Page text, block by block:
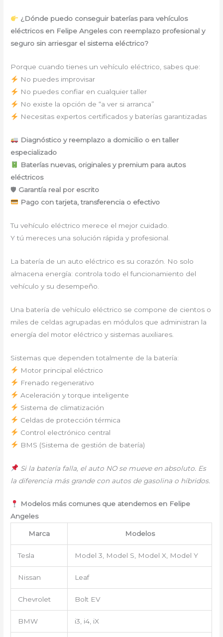
¿Dónde puedo conseguir baterías para vehículos
eléctricos en Felipe Angeles con reemplazo profesional y
seguro sin arriesgar el sistema eléctrico?
Porque cuando tienes un vehículo eléctrico, sabes que:
No puedes improvisar
No puedes confiar en cualquier taller
No existe la opción de “a ver si arranca”
Necesitas expertos certificados y baterías garantizadas
Diagnóstico y reemplazo a domicilio o en taller
especializado
Baterías nuevas, originales y premium para autos
eléctricos
🛡 Garantía real por escrito
Pago con tarjeta, transferencia o efectivo
Tu vehículo eléctrico merece el mejor cuidado.
Y tú mereces una solución rápida y profesional.
La batería de un auto eléctrico es su corazón. No solo
almacena energía: controla todo el funcionamiento del
vehículo y su desempeño.
Una batería de vehículo eléctrico se compone de cientos o
miles de celdas agrupadas en módulos que administran la
energía del motor eléctrico y sistemas auxiliares.
Sistemas que dependen totalmente de la batería:
Motor principal eléctrico
Frenado regenerativo
Aceleración y torque inteligente
Sistema de climatización
Celdas de protección térmica
Control electrónico central
BMS (Sistema de gestión de batería)
Si la batería falla, el auto NO se mueve en absoluto. Es
la diferencia más grande con autos de gasolina o híbridos.
Modelos más comunes que atendemos en Felipe
Angeles
Marca Modelos
Tesla Model 3, Model S, Model X, Model Y
Nissan Leaf
Chevrolet Bolt EV
BMW i3, i4, iX